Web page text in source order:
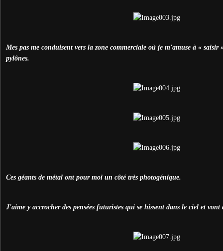
Mes pas me conduisent vers la zone commerciale où je m'amuse à « saisir
pylônes.
Ces géants de métal ont pour moi un côté très photogénique.
J'aime y accrocher des pensées futuristes qui se hissent dans le ciel et vont